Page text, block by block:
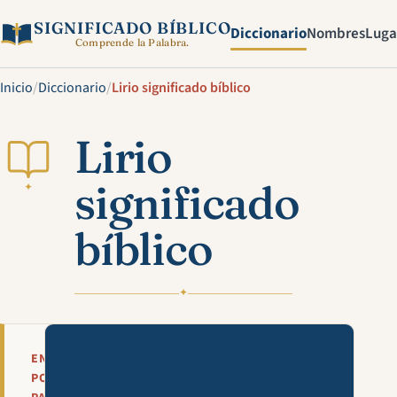
SIGNIFICADO BÍBLICO
Comprende la Palabra. DiccionarioNombres
Inicio/Diccionario/Lirio significado bíblico
✦
Lirio
significado
bíblico
✦
EN
POCAS
Mira esta explicación en